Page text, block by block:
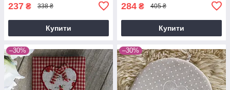
237 ₴ 338 ₴
Купити
284 ₴ 405 ₴
Купити
–30% –30%